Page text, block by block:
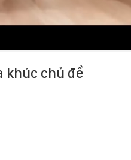
khúc chủ đề